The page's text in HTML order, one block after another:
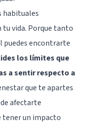
habituales
tu vida. Porque tanto
puedes encontrarte
los límites que
a sentir respecto a
que te apartes
afectarte
tener un impacto